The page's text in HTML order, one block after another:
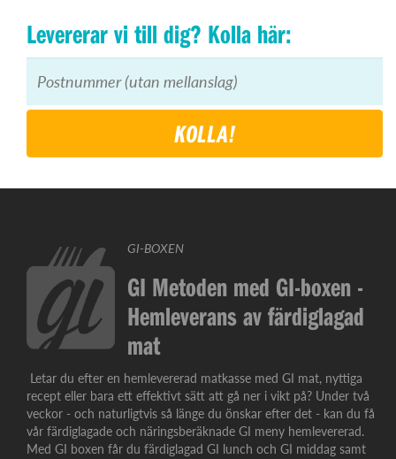
Levererar vi till dig? Kolla här:
KOLLA!
GI-BOXEN
GI Metoden med GI-boxen -
Hemleverans av färdiglagad
mat
Letar du efter en hemlevererad matkasse med GI mat, nyttiga
recept eller bara ett effektivt sätt att gå ner i vikt på? Under två
veckor - och naturligtvis så länge du önskar efter det - kan du få
vår färdiglagade och näringsberäknade GI meny hemlevererad.
Med GI boxen får du färdiglagad GI lunch och GI middag samt